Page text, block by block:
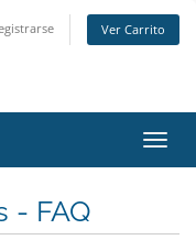
Ver Carrito
- FAQ